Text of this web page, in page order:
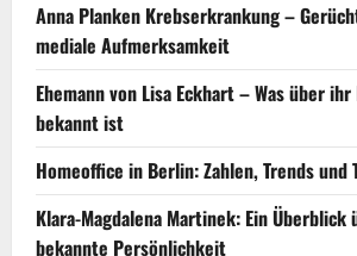
Anna Planken Krebserkrankung –
mediale Aufmerksamkeit
Ehemann von Lisa Eckhart – Was über
bekannt ist
Homeoffice in Berlin: Zahlen, Trends und
Klara-Magdalena Martinek: Ein Überblick
bekannte Persönlichkeit